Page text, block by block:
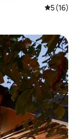
55 (16)